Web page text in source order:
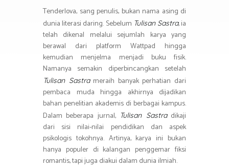
Tenderlova, sang penulis, bukan nama asing di
dunia literasi daring. Sebelum Tulisan Sastra, ia
telah dikenal melalui sejumlah karya yang
berawal dari platform Wattpad hingga
kemudian menjelma menjadi buku fisik.
Namanya semakin diperbincangkan setelah
Tulisan Sastrameraih banyak perhatian dari
pembaca muda hingga akhirnya dijadikan
bahan penelitian akademis di berbagai kampus.
Dalam beberapa jurnal, Tulisan Sastradikaji
dari sisi nilai-nilai pendidikan dan aspek
psikologis tokohnya. Artinya, karya ini bukan
hanya populer di kalangan penggemar fiksi
romantis, tapi juga diakui dalam dunia ilmiah.